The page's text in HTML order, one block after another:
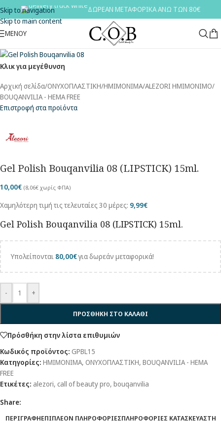
Skip to navigation
Skip to main content
ΔΩΡΕΑΝ ΜΕΤΑΦΟΡΙΚΑ ΑΝΩ ΤΩΝ 80€
ΜΕΝΟΥ
Κλικ για μεγέθυνση
Αρχική σελίδα/ΟΝΥΧΟΠΛΑΣΤΙΚΗ/ΗΜΙΜΟΝΙΜΑ/ALEZORI ΗΜΙΜΟΝΙΜΟ/
BOUQANVILIA - HEMA FREE
Επιστροφή στα προϊόντα
Gel Polish Bouqanvilia 08 (LIPSTICK) 15ml.
10,00€ (8,06€ χωρίς ΦΠΑ)
Χαμηλότερη τιμή τις τελευταίες 30 μέρες: 9,99€
Gel Polish Bouqanvilia 08 (LIPSTICK) 15ml.
Υπολείπονται 80,00€για δωρεάν μεταφορικά!
- +
ΠΡΟΣΘΗΚΗ ΣΤΟ ΚΑΛΑΘΙ
Πρόσθήκη στην λίστα επιθυμιών
Κωδικός προϊόντος: GPBL15
Κατηγορίες: ΗΜΙΜΟΝΙΜΑ, ΟΝΥΧΟΠΛΑΣΤΙΚΗ, BOUQANVILIA - HEMA
FREE
Ετικέτες: alezori, call of beauty pro, bouqanvilia
Share:
ΠΕΡΙΓΡΑΦΗΕΠΙΠΛΕΟΝ ΠΛΗΡΟΦΟΡΙΕΣΠΛΗΡΟΦΟΡΙΕΣ ΚΑΤΑΣΚΕΥΑΣΤΗ